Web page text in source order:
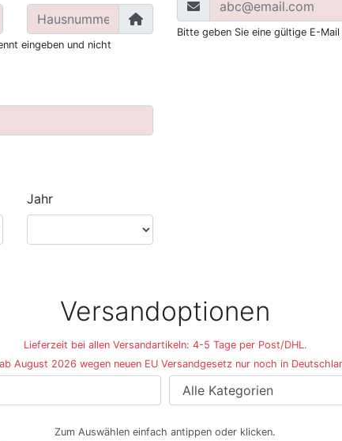
eingeben und nicht
Bitte geben Sie eine gültige E-
Jahr
Versandoptionen
Lieferzeit bei allen Versandartikeln: 4-5 Tage per Post/DHL.
August 2026 wegen neuen EU Versandgesetz nur noch in
Zum Auswählen einfach antippen oder klicken.